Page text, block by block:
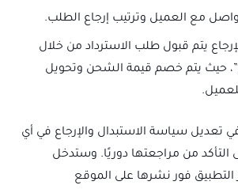
مع العميل وترتيب إرجاع الطلب.
يتم قبول طلب الاسترداد من خلال
حيث يتم خصم قيمة الشحن وتحويل
تعديل سياسة الاستبدال والإرجاع في أي
التأكد من مراجعتها دوريًا. وستدخل
التطبيق فور نشرها على الموقع